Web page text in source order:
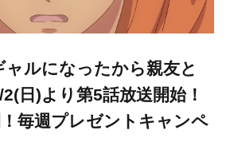
ルになったから親友と
日)より第5話放送開始！
毎週プレゼントキャンペ